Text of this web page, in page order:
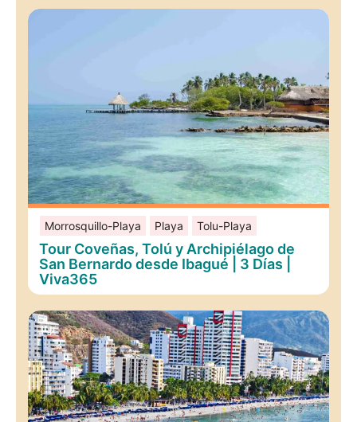
Morrosquillo-Playa Playa Tolu-Playa
Tour Coveñas, Tolú y Archipiélago de
San Bernardo desde Ibagué | 3 Días |
Viva365